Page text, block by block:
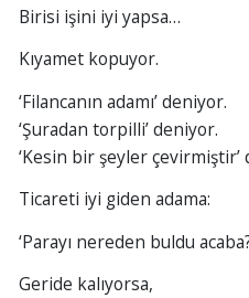
Birisi işini iyi yapsa…
Kıyamet kopuyor.
‘Filancanın adamı’ deniyor.
‘Şuradan torpilli’ deniyor.
‘Kesin bir şeyler çevirmiştir’
Ticareti iyi giden adama:
‘Parayı nereden buldu
Geride kalıyorsa,